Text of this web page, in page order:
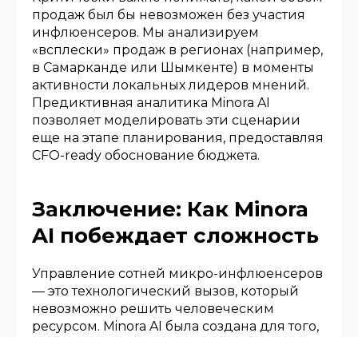
продаж был бы невозможен без участия
инфлюенсеров. Мы анализируем
«всплески» продаж в регионах (например,
в Самарканде или Шымкенте) в моменты
активности локальных лидеров мнений.
Предиктивная аналитика Minora AI
позволяет моделировать эти сценарии
еще на этапе планирования, предоставляя
CFO-ready обоснование бюджета.
Заключение: Как Minora
AI побеждает сложность
Управление сотней микро-инфлюенсеров
— это технологический вызов, который
невозможно решить человеческим
ресурсом. Minora AI была создана для того,